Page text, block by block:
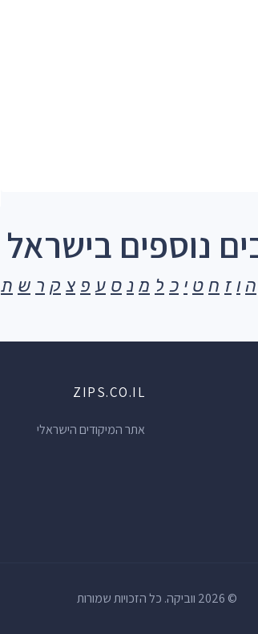
נוספים בישראל
ה ו ז ח ט י כ ל מ נ ס ע פ צ ק ר ש ת
ZIPS.CO.IL
אתר המיקודים הישראלי
© 2026 ווביקה. כל הזכויות שמורות